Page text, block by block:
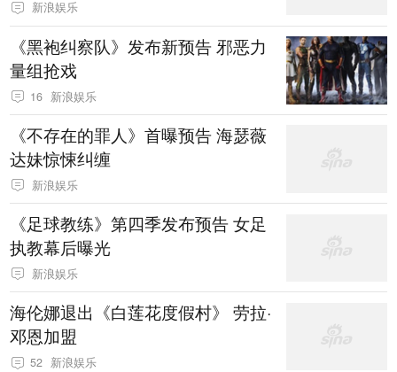
新浪娱乐
《黑袍纠察队》发布新预告 邪恶力
量组抢戏
16 新浪娱乐
《不存在的罪人》首曝预告 海瑟薇
达妹惊悚纠缠
新浪娱乐
《足球教练》第四季发布预告 女足
执教幕后曝光
新浪娱乐
海伦娜退出《白莲花度假村》 劳拉·
邓恩加盟
52 新浪娱乐